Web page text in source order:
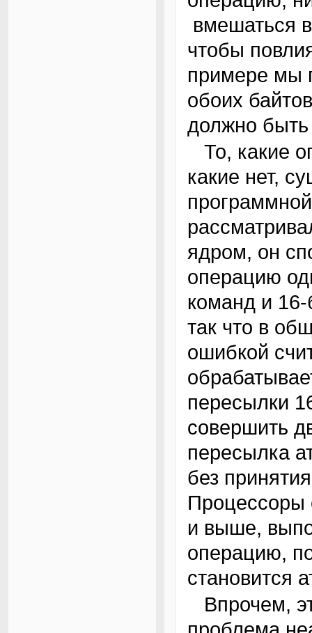
вмешаться
чтобы
примере мы
обоих
должно
То, какие операции являются атомарными, а
какие нет,
ядром, он
операцию
команд и
так что в
ошибкой
пересылки
совершить
пересылка
без
Процессоры
и выше,
операцию,
становится
Впрочем, это вовсе не означает, что наша